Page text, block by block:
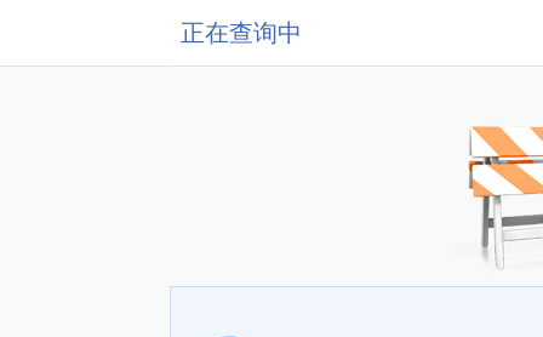
正在查询中